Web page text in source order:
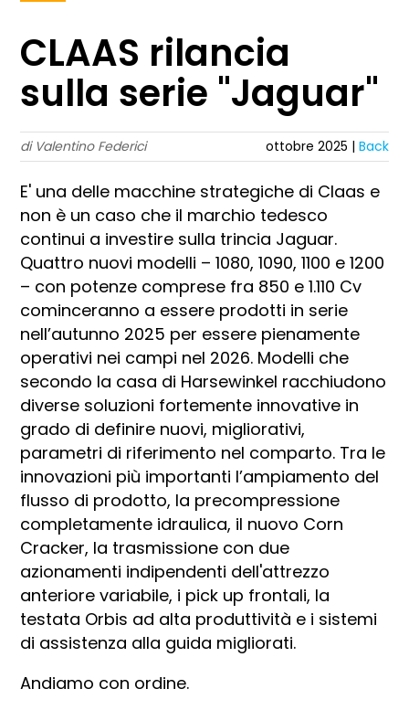
CLAAS rilancia
sulla serie "Jaguar"
di Valentino Federici ottobre 2025 | Back
E' una delle macchine strategiche di Claas e
non è un caso che il marchio tedesco
continui a investire sulla trincia Jaguar.
Quattro nuovi modelli – 1080, 1090, 1100 e 1200
– con potenze comprese fra 850 e 1.110 Cv
cominceranno a essere prodotti in serie
nell’autunno 2025 per essere pienamente
operativi nei campi nel 2026. Modelli che
secondo la casa di Harsewinkel racchiudono
diverse soluzioni fortemente innovative in
grado di definire nuovi, migliorativi,
parametri di riferimento nel comparto. Tra le
innovazioni più importanti l’ampiamento del
flusso di prodotto, la precompressione
completamente idraulica, il nuovo Corn
Cracker, la trasmissione con due
azionamenti indipendenti dell'attrezzo
anteriore variabile, i pick up frontali, la
testata Orbis ad alta produttività e i sistemi
di assistenza alla guida migliorati.
Andiamo con ordine.